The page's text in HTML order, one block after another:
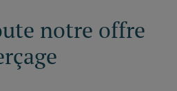
notre offre